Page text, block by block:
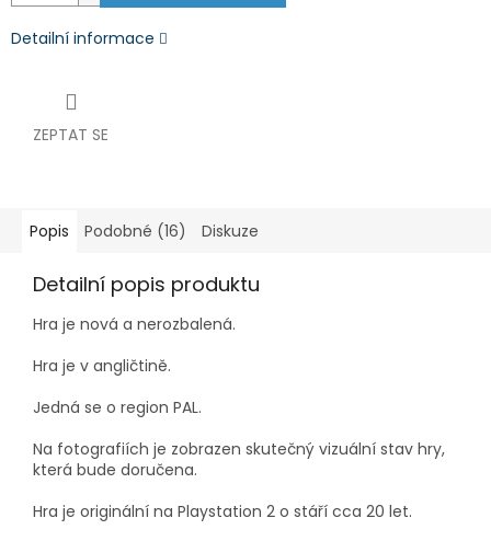
Detailní informace
ZEPTAT SE
Popis Podobné (16) Diskuze
Detailní popis produktu
Hra je nová a nerozbalená.
Hra je v angličtině.
Jedná se o region PAL.
Na fotografiích je zobrazen skutečný vizuální stav hry,
která bude doručena.
Hra je originální na Playstation 2 o stáří cca 20 let.